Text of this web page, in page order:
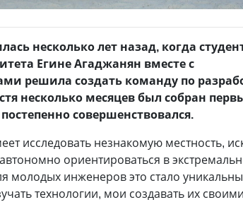
несколько лет назад, когда
Егине Агаджанян вместе с
решила создать команду по
несколько месяцев был собран
совершенствовался.
исследовать незнакомую местность,
ориентироваться в
молодых инженеров это стало
технологии, мои создавать их